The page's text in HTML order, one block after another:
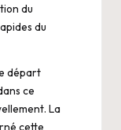
du
du
départ
ce
La
cette